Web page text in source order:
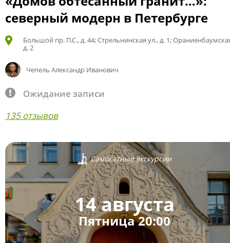
северный модерн в Петербурге
Большой пр. П.С., д. 44; Стрельнинская ул., д. 1;
д. 2
Чепель Александр Иванович
Ожидание записи
135 отзывов
Самокатные экскурсии
14 августа
Пятница 20:00